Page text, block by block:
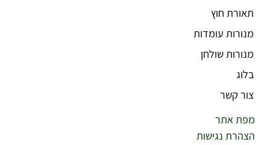
תאורת חוץ
מנורות עומדות
מנורות שולחן
בלוג
צור קשר
מפת אתר
הצהרת נגישות